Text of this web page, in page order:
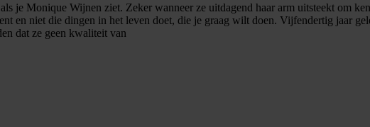
je Monique Wijnen ziet. Zeker wanneer ze uitdagend haar arm uitsteekt om
en niet die dingen in het leven doet, die je graag wilt doen. Vijfendertig jaar
dat ze geen kwaliteit van